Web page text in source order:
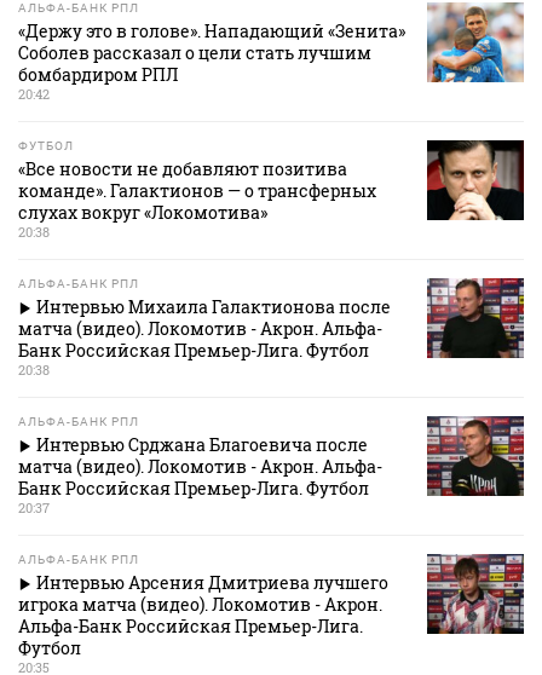
АЛЬФА-БАНК РПЛ
«Держу это в голове». Нападающий «Зенита»
Соболев рассказал о цели стать лучшим
бомбардиром РПЛ
20:42
ФУТБОЛ
«Все новости не добавляют позитива
команде». Галактионов — о трансферных
слухах вокруг «Локомотива»
20:38
АЛЬФА-БАНК РПЛ
Интервью Михаила Галактионова после
матча (видео). Локомотив - Акрон. Альфа-
Банк Российская Премьер-Лига. Футбол
20:38
АЛЬФА-БАНК РПЛ
Интервью Срджана Благоевича после
матча (видео). Локомотив - Акрон. Альфа-
Банк Российская Премьер-Лига. Футбол
20:37
АЛЬФА-БАНК РПЛ
Интервью Арсения Дмитриева лучшего
игрока матча (видео). Локомотив - Акрон.
Альфа-Банк Российская Премьер-Лига.
Футбол
20:35